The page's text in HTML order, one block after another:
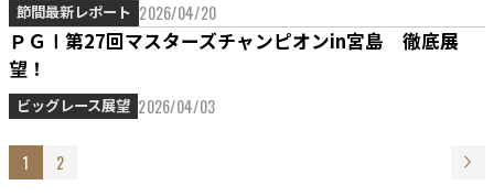
節間最新レポート 2026/04/20
ＰＧⅠ第27回マスターズチャンピオンin宮島 徹底展
望！
ビッグレース展望 2026/04/03
1 2